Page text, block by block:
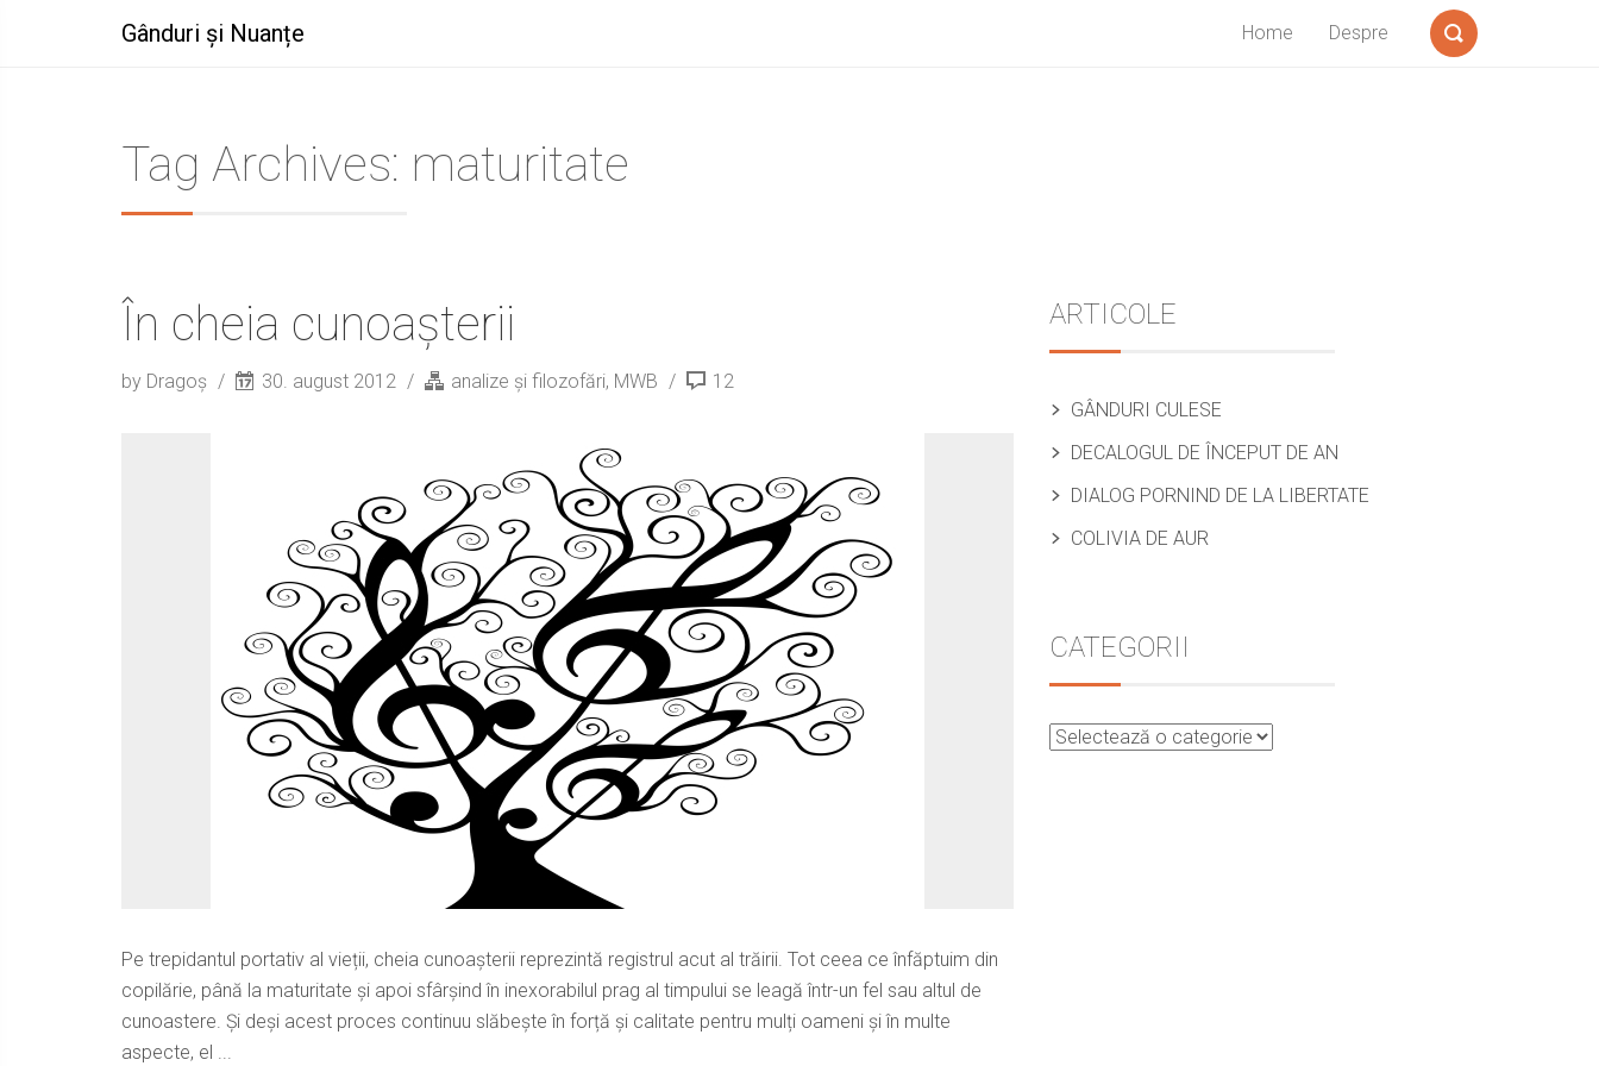
Gânduri și Nuanțe Home Despre
Tag Archives: maturitate
În cheia cunoașterii
by Dragoș 30. august 2012 analize și filozofări, MWB 12
Pe trepidantul portativ al vieții, cheia cunoașterii reprezintă registrul acut al trăirii. Tot ceea ce înfăptuim din
copilărie, până la maturitate și apoi sfârșind în inexorabilul prag al timpului se leagă într-un fel sau altul de
cunoastere. Și deși acest proces continuu slăbește în forță și calitate pentru mulți oameni și în multe
aspecte, el ...
Sidebar
ARTICOLE
GÂNDURI CULESE
DECALOGUL DE ÎNCEPUT DE AN
DIALOG PORNIND DE LA LIBERTATE
COLIVIA DE AUR
CATEGORII